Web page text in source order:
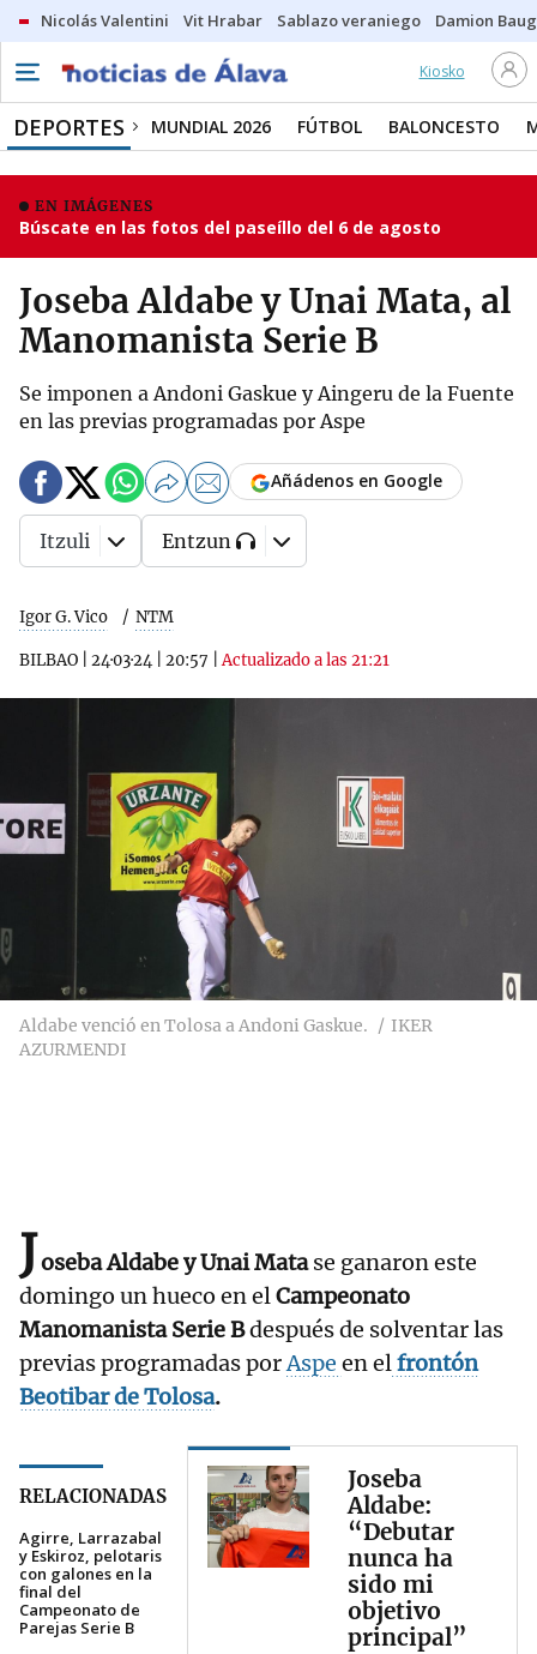
Nicolás Valentini Vit Hrabar Sablazo veraniego Damion
Kiosko
DEPORTES MUNDIAL 2026 FÚTBOL BALONCESTO
EN IMÁGENES
Búscate en las fotos del paseíllo del 6 de agosto
Joseba Aldabe y Unai Mata, al
Manomanista Serie B
Se imponen a Andoni Gaskue y Aingeru de la Fuente
en las previas programadas por Aspe
Igor G. Vico NTM
BILBAO 24·03·24 20:57 |Actualizado a las 21:21
Añádenos en Google
Itzuli Entzun
Aldabe venció en Tolosa a Andoni Gaskue.
IKER
AZURMENDI
Joseba Aldabe y Unai Matase ganaron este
domingo un hueco en elCampeonato
Manomanista Serie Bdespués de solventar las
previas programadas porAspe en elfrontón
Beotibar de Tolosa.
RELACIONADAS
Agirre, Larrazabal
y Eskiroz, pelotaris
con galones en la
final del
Campeonato de
Parejas Serie B
Joseba
Aldabe:
“Debutar
nunca ha
sido mi
objetivo
principal”